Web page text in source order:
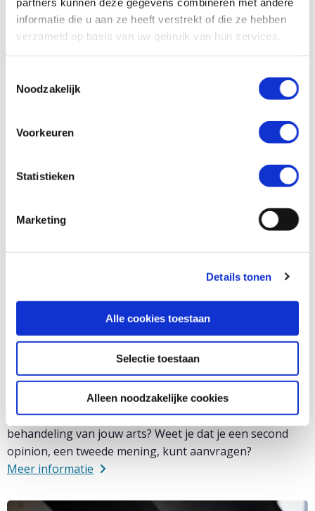
informatie die u aan ze heeft verstrekt of die ze hebben
verzameld op basis van uw gebruik van hun services.
Noodzakelijk
Voorkeuren
Statistieken
Marketing
Details tonen
Alle cookies toestaan
Selectie toestaan
Alleen noodzakelijke cookies
informatie
Met welke zorgverleners kun je te maken krijgen? En
Lees
over
Second opinion
Twijfel je weleens over de mening of voorgestelde
behandeling van jouw arts? Weet je dat je een second
opinion, een tweede mening, kunt aanvragen?
Meer informatie
meer